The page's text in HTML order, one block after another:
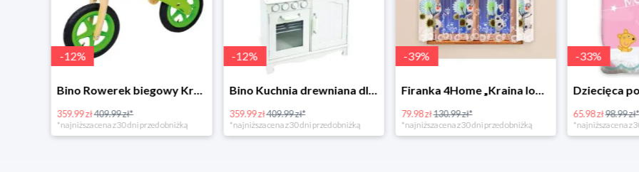
-12%
Bino Rowerek biegowy Krecik
359.99 zł409.99 zł*
*najniższa cena z 30 dni przed obniżką
-12%
Bino Kuchnia drewniana dla dzieci Provence
359.99 zł409.99 zł*
*najniższa cena z 30 dni przed obniżką
-39%
Firanka 4Home „Kraina lodu” (Frozen)
79.98 zł130.99 zł*
*najniższa cena z 30 dni przed obniżką
-33%
65.98 zł98.99 zł*
*najniższa cena z